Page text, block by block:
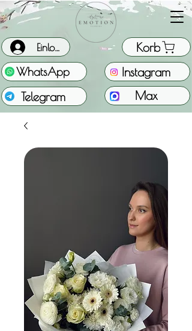
WhatsApp
Korb
Einloggen
Telegram Max
Instagram